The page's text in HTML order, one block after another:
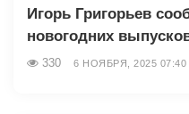
Игорь Григорьев
новогодних
330 6 НОЯБРЯ, 2025 07:40